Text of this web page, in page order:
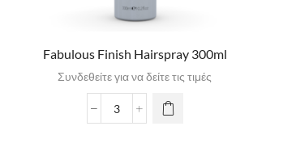
Fabulous Finish Hairspray 300ml
Συνδεθείτε για να δείτε τις τιμές